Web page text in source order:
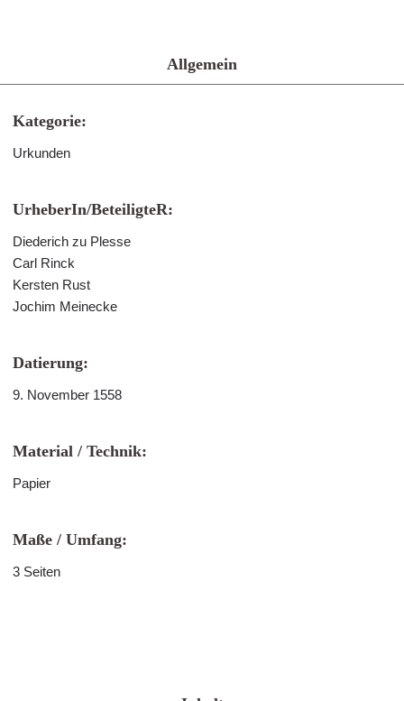
Allgemein
Kategorie:
Urkunden
UrheberIn/BeteiligteR:
Diederich zu Plesse
Carl Rinck
Kersten Rust
Jochim Meinecke
Datierung:
9. November 1558
Material / Technik:
Papier
Maße / Umfang:
3 Seiten